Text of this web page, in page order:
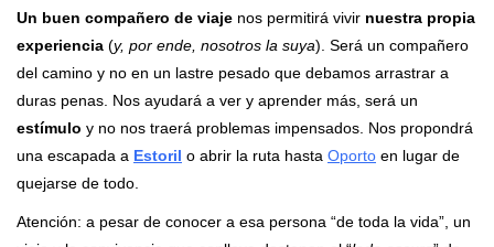
Un buen compañero de viaje nos permitirá vivir nuestra propia
experiencia (y, por ende, nosotros la suya). Será un compañero
del camino y no en un lastre pesado que debamos arrastrar a
duras penas. Nos ayudará a ver y aprender más, será un
estímulo y no nos traerá problemas impensados. Nos propondrá
una escapada a Estoril o abrir la ruta hasta Oporto en lugar de
quejarse de todo.
Atención: a pesar de conocer a esa persona “de toda la vida”, un